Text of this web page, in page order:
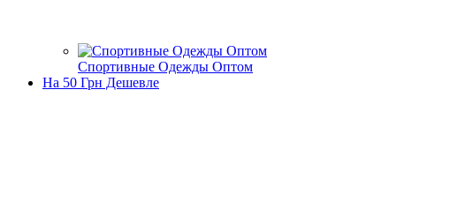
Спортивные Одежды Оптом
На 50 Грн Дешевле